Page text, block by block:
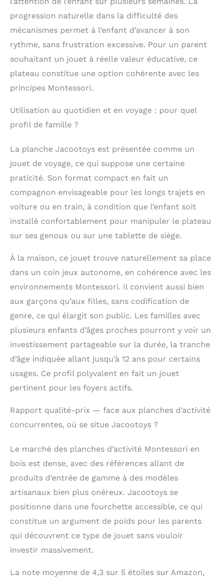
fabriqué en bois de
haute qualité,
cm, 6,8 kg, il est
compact et léger, sans
peinture, surface et
bords lisses, toutes
les charnières
facilement, bien
conçues, adaptées
amusants pour garder
votre enfant occupé
pendant de longs
voyages, et il ne
s'ennuiera pas ou ne
Cadeau parfait pour
les filles et les
garçons : les tout-
petits apprennent à
de jeu, à
communiquer avec les
personnes les plus
d'eux et à jouer avec
les enfants, ce qui est
une bonne interaction
parent-enfant et est
très utile pour la
croissance des
cadeau parfait pour
les jeunes enfants. Un
cadeau pour les
les vacances, les
la fête des enfants.
Garantie de service : la
est notre plus grande
motivation, si vous
avez des questions
walker, n'hésitez pas à
nous contacter.
progression naturelle dans la difficulté des
mécanismes permet à l’enfant d’avancer à son
rythme, sans frustration excessive. Pour un parent
souhaitant un jouet à réelle valeur éducative, ce
plateau constitue une option cohérente avec les
principes Montessori.
Utilisation au quotidien et en voyage : pour quel
profil de famille ?
La planche Jacootoys est présentée comme un
jouet de voyage, ce qui suppose une certaine
praticité. Son format compact en fait un
compagnon envisageable pour les longs trajets en
voiture ou en train, à condition que l’enfant soit
installé confortablement pour manipuler le plateau
sur ses genoux ou sur une tablette de siège.
À la maison, ce jouet trouve naturellement sa place
dans un coin jeux autonome, en cohérence avec les
environnements Montessori. Il convient aussi bien
aux garçons qu’aux filles, sans codification de
genre, ce qui élargit son public. Les familles avec
plusieurs enfants d’âges proches pourront y voir un
investissement partageable sur la durée, la tranche
d’âge indiquée allant jusqu’à 12 ans pour certains
usages. Ce profil polyvalent en fait un jouet
pertinent pour les foyers actifs.
Rapport qualité-prix — face aux planches d’activité
concurrentes, où se situe Jacootoys ?
Le marché des planches d’activité Montessori en
bois est dense, avec des références allant de
produits d’entrée de gamme à des modèles
artisanaux bien plus onéreux. Jacootoys se
positionne dans une fourchette accessible, ce qui
constitue un argument de poids pour les parents
qui découvrent ce type de jouet sans vouloir
investir massivement.
La note moyenne de 4,3 sur 5 étoiles sur Amazon,